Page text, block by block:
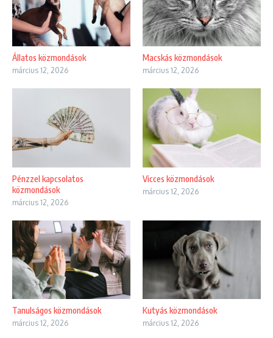
Állatos közmondások
március 12, 2026
Macskás közmondások
március 12, 2026
Pénzzel kapcsolatos
közmondások
március 12, 2026
Vicces közmondások
március 12, 2026
Tanulságos közmondások
március 12, 2026
Kutyás közmondások
március 12, 2026